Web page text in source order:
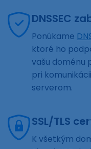
DNSSEC
Ponúkame
ktoré ho
vašu doménu
pri
serverom.
SSL/TLS
K všetkým